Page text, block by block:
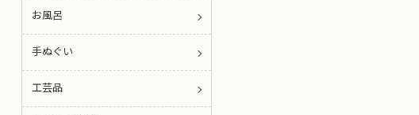
お風呂
手ぬぐい
工芸品